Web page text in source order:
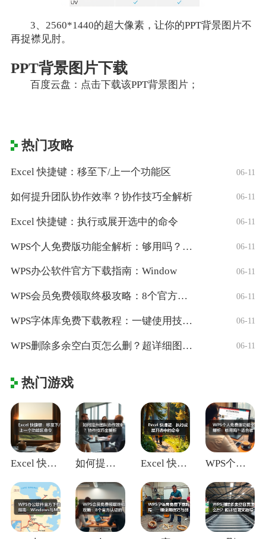
3、2560*1440的超大像素，让你的PPT背景图片不
再捉襟见肘。
PPT背景图片下载
百度云盘：点击下载该PPT背景图片；
热门攻略
Excel 快捷键：移至下/上一个功能区 06-11
如何提升团队协作效率？协作技巧全解析 06-11
Excel 快捷键：执行或展开选中的命令 06-11
WPS个人免费版功能全解析：够用吗？适合 06-11
WPS办公软件官方下载指南：Window 06-11
WPS会员免费领取终极攻略：8个官方认证 06-11
WPS字体库免费下载教程：一键使用技巧与 06-11
WPS删除多余空白页怎么删？超详细图文教 06-11
热门游戏
Excel 快捷键：移至下/上一个功能区 如何提升团队协作效率？协作技巧全解析 Excel 快捷键：执行或展开选中的命令 WPS个人免费版功能全解析：够用吗？适合